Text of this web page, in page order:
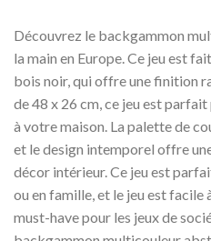
Découvrez le backgammon
la main en Europe. Ce jeu est
bois noir, qui offre une finition
de 48 x 26 cm, ce jeu est
à votre maison. La palette de
et le design intemporel offre
décor intérieur. Ce jeu est
ou en famille, et le jeu est facile
must-have pour les jeux de